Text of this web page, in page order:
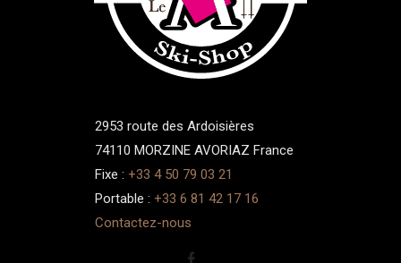
2953 route des Ardoisières
74110 MORZINE AVORIAZ France
Fixe : +33 4 50 79 03 21
Portable : +33 6 81 42 17 16
Contactez-nous